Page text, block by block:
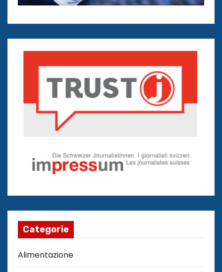
Categorie
Alimentazione